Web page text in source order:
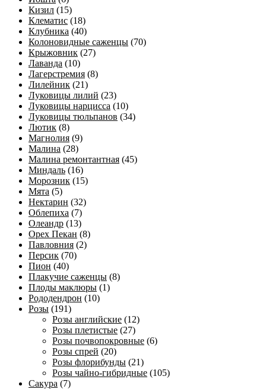
Кизил (15)
Клематис (18)
Клубника (40)
Колоновидные саженцы (70)
Крыжовник (27)
Лаванда (10)
Лагерстремия (8)
Лилейник (21)
Луковицы лилий (23)
Луковицы нарцисса (10)
Луковицы тюльпанов (34)
Лютик (8)
Магнолия (9)
Малина (28)
Малина ремонтантная (45)
Миндаль (16)
Морозник (15)
Мята (5)
Нектарин (32)
Облепиха (7)
Олеандр (13)
Орех Пекан (8)
Павловния (2)
Персик (70)
Пион (40)
Плакучие саженцы (8)
Плоды маклюры (1)
Рододендрон (10)
Розы (191)
Розы английские (12)
Розы плетистые (27)
Розы почвопокровные (6)
Розы спрей (20)
Розы флорибунды (21)
Розы чайно-гибридные (105)
Сакура (7)